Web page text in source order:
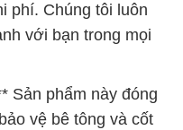
phí. Chúng tôi luôn
với bạn trong mọi
Sản phẩm này đóng
vệ bê tông và cốt